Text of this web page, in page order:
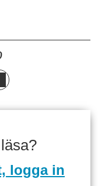
logga in